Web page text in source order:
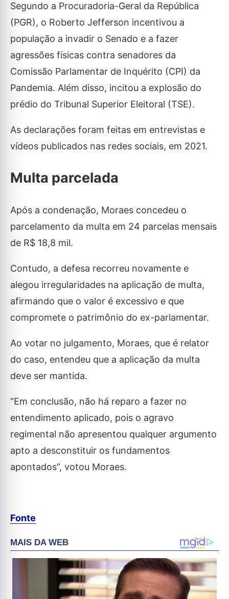
Segundo a Procuradoria-Geral da República
(PGR), o Roberto Jefferson incentivou a
população a invadir o Senado e a fazer
agressões físicas contra senadores da
Comissão Parlamentar de Inquérito (CPI) da
Pandemia. Além disso, incitou a explosão do
prédio do Tribunal Superior Eleitoral (TSE).
As declarações foram feitas em entrevistas e
vídeos publicados nas redes sociais, em 2021.
Multa parcelada
Após a condenação, Moraes concedeu o
parcelamento da multa em 24 parcelas mensais
de R$ 18,8 mil.
Contudo, a defesa recorreu novamente e
alegou irregularidades na aplicação de multa,
afirmando que o valor é excessivo e que
compromete o patrimônio do ex-parlamentar.
Ao votar no julgamento, Moraes, que é relator
do caso, entendeu que a aplicação da multa
deve ser mantida.
“Em conclusão, não há reparo a fazer no
entendimento aplicado, pois o agravo
regimental não apresentou qualquer argumento
apto a desconstituir os fundamentos
apontados”, votou Moraes.
Fonte